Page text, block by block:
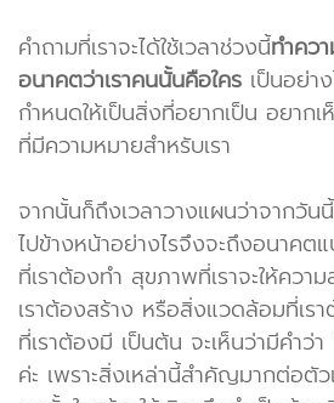
คำถามที่เราจะได้ใช้เวลาช่วงนี้ทำควา
อนาคตว่าเราคนนั้นคือใคร เป็นอย่า
กำหนดให้เป็นสิ่งที่อยากเป็น อยาก
ที่มีความหมายสำหรับเรา
จากนั้นก็ถึงเวลาวางแผนว่าจากวัน
ไปข้างหน้าอย่างไรจึงจะถึงอนาคต
ที่เราต้องทำ สุขภาพที่เราจะให้คว
เราต้องสร้าง หรือสิ่งแวดล้อมที่เร
ที่เราต้องมี เป็นต้น จะเห็นว่ามีคำว่า
ค่ะ เพราะสิ่งเหล่านี้สำคัญมากต่อตั